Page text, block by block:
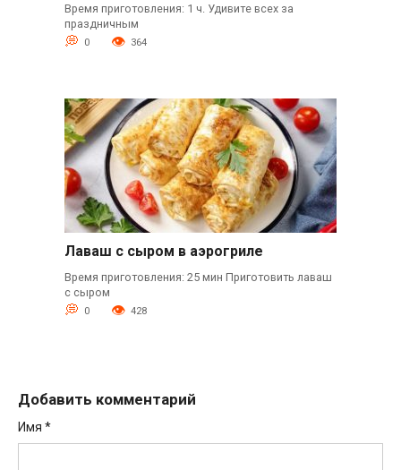
Время приготовления: 1 ч. Удивите всех за
праздничным
0 364
Лаваш с сыром в аэрогриле
Время приготовления: 25 мин Приготовить лаваш
с сыром
0 428
Добавить комментарий
Имя *